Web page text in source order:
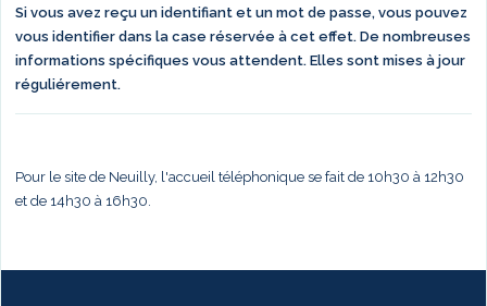
Si vous avez reçu un identifiant et un mot de passe, vous pouvez
vous identifier dans la case réservée à cet effet. De nombreuses
informations spécifiques vous attendent. Elles sont mises à jour
réguliérement.
Pour le site de Neuilly, l'accueil téléphonique se fait de 10h30 à 12h30
et de 14h30 à 16h30.